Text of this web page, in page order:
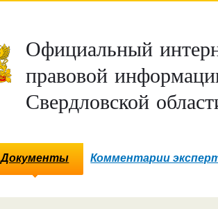
Официальный
правовой
Свердловской
Документы Комментарии